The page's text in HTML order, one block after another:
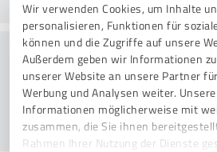
Wir verwenden Cookies, um Inhalte
personalisieren, Funktionen für
können und die Zugriffe auf unsere
Außerdem geben wir Informationen
unserer Website an unsere Partner
Werbung und Analysen weiter.
Informationen möglicherweise mit
zusammen, die Sie ihnen
Rahmen Ihrer Nutzung der Dienste